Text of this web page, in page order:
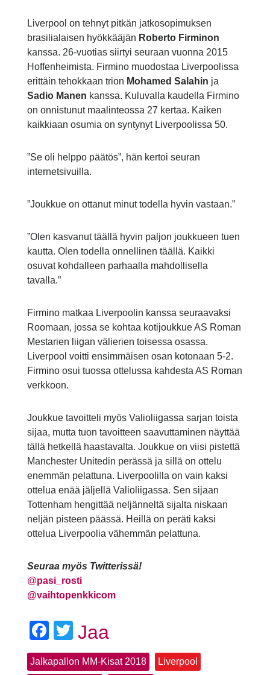
Liverpool on tehnyt pitkän jatkosopimuksen
brasilialaisen hyökkääjän Roberto Firminon
kanssa. 26-vuotias siirtyi seuraan vuonna 2015
Hoffenheimista. Firmino muodostaa Liverpoolissa
erittäin tehokkaan trion Mohamed Salahin ja
Sadio Manen kanssa. Kuluvalla kaudella Firmino
on onnistunut maalinteossa 27 kertaa. Kaiken
kaikkiaan osumia on syntynyt Liverpoolissa 50.
”Se oli helppo päätös”, hän kertoi seuran
internetsivuilla.
”Joukkue on ottanut minut todella hyvin vastaan.”
”Olen kasvanut täällä hyvin paljon joukkueen tuen
kautta. Olen todella onnellinen täällä. Kaikki
osuvat kohdalleen parhaalla mahdollisella
tavalla.”
Firmino matkaa Liverpoolin kanssa seuraavaksi
Roomaan, jossa se kohtaa kotijoukkue AS Roman
Mestarien liigan välierien toisessa osassa.
Liverpool voitti ensimmäisen osan kotonaan 5-2.
Firmino osui tuossa ottelussa kahdesta AS Roman
verkkoon.
Joukkue tavoitteli myös Valioliigassa sarjan toista
sijaa, mutta tuon tavoitteen saavuttaminen näyttää
tällä hetkellä haastavalta. Joukkue on viisi pistettä
Manchester Unitedin perässä ja sillä on ottelu
enemmän pelattuna. Liverpoolilla on vain kaksi
ottelua enää jäljellä Valioliigassa. Sen sijaan
Tottenham hengittää neljänneltä sijalta niskaan
neljän pisteen päässä. Heillä on peräti kaksi
ottelua Liverpoolia vähemmän pelattuna.
Seuraa myös Twitterissä!
@pasi_rosti
@vaihtopenkkicom
Facebook
Twitter
Jaa
Jalkapallon MM-Kisat 2018 Liverpool